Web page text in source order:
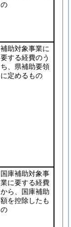
の
補助対象事業に
要する経費のう
ち、県補助要領
に定めるもの
国庫補助対象事
業に要する経費
から、国庫補助
額を控除したも
の